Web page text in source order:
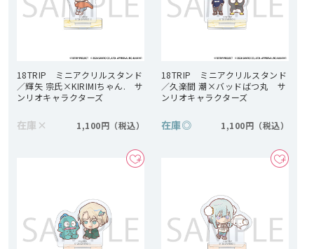
18TRIP ミニアクリルスタンド
／輝矢 宗氏×KIRIMIちゃん. サ
ンリオキャラクターズ
在庫 × 1,100円
18TRIP ミニアクリルスタンド
／久楽間 潮×バッドばつ丸 サ
ンリオキャラクターズ
在庫◎ 1,100円